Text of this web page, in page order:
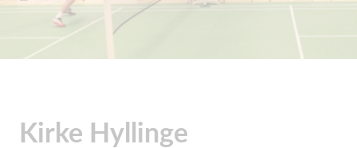
Kirke Hyllinge